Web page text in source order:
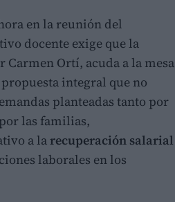
en la reunión del
docente exige que la
Ortí, acuda a la mesa
integral que no
planteadas tanto por
las familias,
a larecuperación salarial
laborales en los